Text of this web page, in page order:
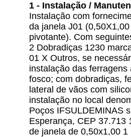
1 - Instalação /
Instalação com
da janela J01
pivotante). Com
2 Dobradiças 1230
01 X Outros, se
instalação das
fosco; com dobradiças,
lateral de vãos com
instalação no local
Poços IFSULDEMINAS
Esperança, CEP 37.713
de janela de 0,50x1,00